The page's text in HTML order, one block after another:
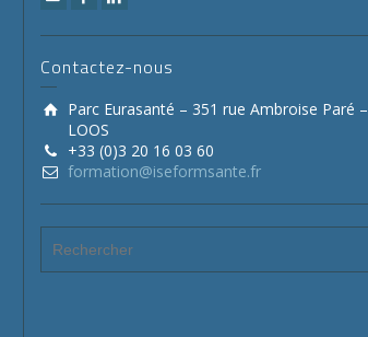
Contactez-nous
Parc Eurasanté – 351 rue Ambroise Paré
LOOS
+33 (0)3 20 16 03 60
formation@iseformsante.fr